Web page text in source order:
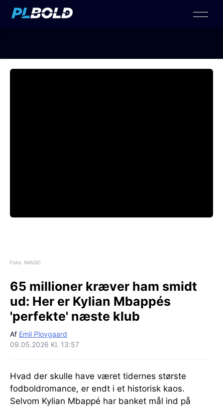
Foto: IMAGO
65 millioner kræver ham smidt
ud: Her er Kylian Mbappés
'perfekte' næste klub
Af Emil Plovgaard
09.05.2026 Kl. 13:57
Hvad der skulle have været tidernes største
fodboldromance, er endt i et historisk kaos.
Selvom Kylian Mbappé har banket mål ind på